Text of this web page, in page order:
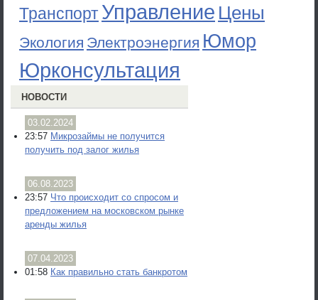
ТранспортУправление Цены
Экология Электроэнергия Юмор
Юрконсультация
НОВОСТИ
03.02.2024
23:57 Микрозаймы не получится
получить под залог жилья
06.08.2023
23:57 Что происходит со спросом и
предложением на московском рынке
аренды жилья
07.04.2023
01:58 Как правильно стать банкротом